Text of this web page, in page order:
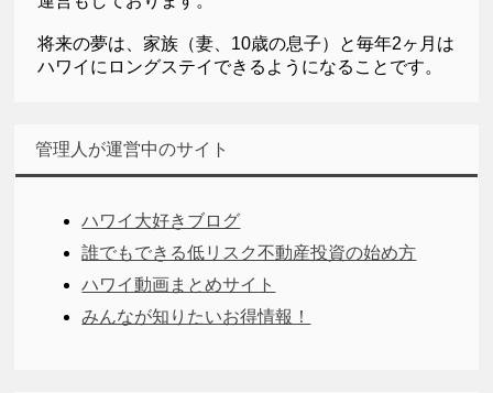
将来の夢は、家族（妻、10歳の息子）と毎年2ヶ月は
ハワイにロングステイできるようになることです。
管理人が運営中のサイト
ハワイ大好きブログ
誰でもできる低リスク不動産投資の始め方
ハワイ動画まとめサイト
みんなが知りたいお得情報！